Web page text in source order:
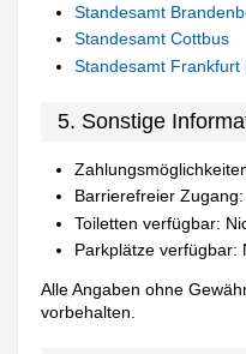
Standesamt
Standesamt Cottbus
Standesamt Frankfurt
5. Sonstige
Barrierefreier Zugang:
Toiletten verfügbar:
Parkplätze verfügbar:
Alle Angaben ohne
vorbehalten.